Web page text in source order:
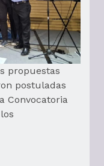
propuestas
postuladas
Convocatoria